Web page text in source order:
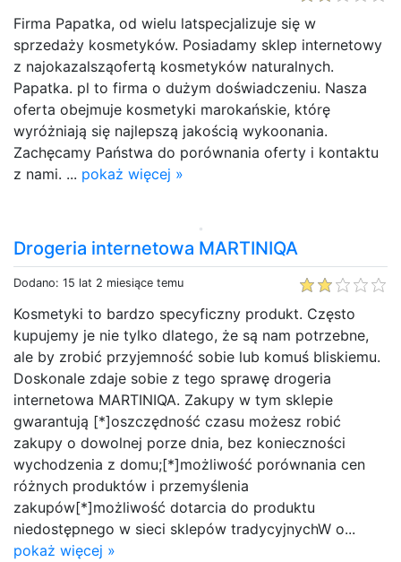
Firma Papatka, od wielu latspecjalizuje się w
sprzedaży kosmetyków. Posiadamy sklep internetowy
z najokazalsząofertą kosmetyków naturalnych.
Papatka. pl to firma o dużym doświadczeniu. Nasza
oferta obejmuje kosmetyki marokańskie, którę
wyróżniają się najlepszą jakością wykoonania.
Zachęcamy Państwa do porównania oferty i kontaktu
z nami. ... pokaż więcej »
Drogeria internetowa MARTINIQA
Dodano: 15 lat 2 miesiące temu
Kosmetyki to bardzo specyficzny produkt. Często
kupujemy je nie tylko dlatego, że są nam potrzebne,
ale by zrobić przyjemność sobie lub komuś bliskiemu.
Doskonale zdaje sobie z tego sprawę drogeria
internetowa MARTINIQA. Zakupy w tym sklepie
gwarantują [*]oszczędność czasu możesz robić
zakupy o dowolnej porze dnia, bez konieczności
wychodzenia z domu;[*]możliwość porównania cen
różnych produktów i przemyślenia
zakupów[*]możliwość dotarcia do produktu
niedostępnego w sieci sklepów tradycyjnychW o...
pokaż więcej »